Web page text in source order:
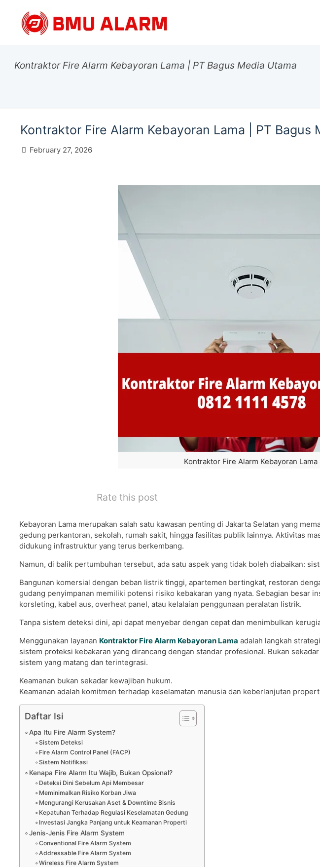
Kontraktor Fire Alarm Kebayoran Lama | PT Bagus Media Utama
Kontraktor Fire Alarm Kebayoran Lama | PT Bagus
February 27, 2026
Kontraktor Fire Alarm Kebayoran Lama
Rate this post
Kebayoran Lama merupakan salah satu kawasan penting di Jakarta Selatan yang
gedung perkantoran, sekolah, rumah sakit, hingga fasilitas publik lainnya. Aktivitas
didukung infrastruktur yang terus berkembang.
Namun, di balik pertumbuhan tersebut, ada satu aspek yang tidak boleh diabaikan:
Bangunan komersial dengan beban listrik tinggi, apartemen bertingkat, restoran
gudang penyimpanan memiliki potensi risiko kebakaran yang nyata. Sebagian besar
korsleting, kabel aus, overheat panel, atau kelalaian penggunaan peralatan listrik.
Tanpa sistem deteksi dini, api dapat menyebar dengan cepat dan menimbulkan
Menggunakan layanan Kontraktor Fire Alarm Kebayoran Lama adalah langkah
sistem proteksi kebakaran yang dirancang dengan standar profesional. Bukan
sistem yang matang dan terintegrasi.
Keamanan bukan sekadar kewajiban hukum.
Keamanan adalah komitmen terhadap keselamatan manusia dan keberlanjutan
Daftar Isi
Apa Itu Fire Alarm System?
Sistem Deteksi
Fire Alarm Control Panel (FACP)
Sistem Notifikasi
Kenapa Fire Alarm Itu Wajib, Bukan Opsional?
Deteksi Dini Sebelum Api Membesar
Meminimalkan Risiko Korban Jiwa
Mengurangi Kerusakan Aset & Downtime Bisnis
Kepatuhan Terhadap Regulasi Keselamatan Gedung
Investasi Jangka Panjang untuk Keamanan Properti
Jenis-Jenis Fire Alarm System
Conventional Fire Alarm System
Addressable Fire Alarm System
Wireless Fire Alarm System